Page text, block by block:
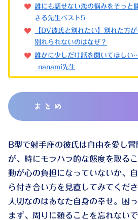
誰にも話せない恋の悩みをそっと
きる先生ベスト5
【DV彼氏と別れたい】別れた方
別れられないのはなぜ？
誰かに少しだけ話を聞いてほしい
_nanami先生
まとめ
B型で射手座の彼氏は自由を愛し
が、時にモラハラ的な態度を取る
動が心の負担になっていないか、
ら付き合い方を見直してみてくだ
大切なのはあなた自身の幸せ。困
まず、周りに頼ることを忘れないで